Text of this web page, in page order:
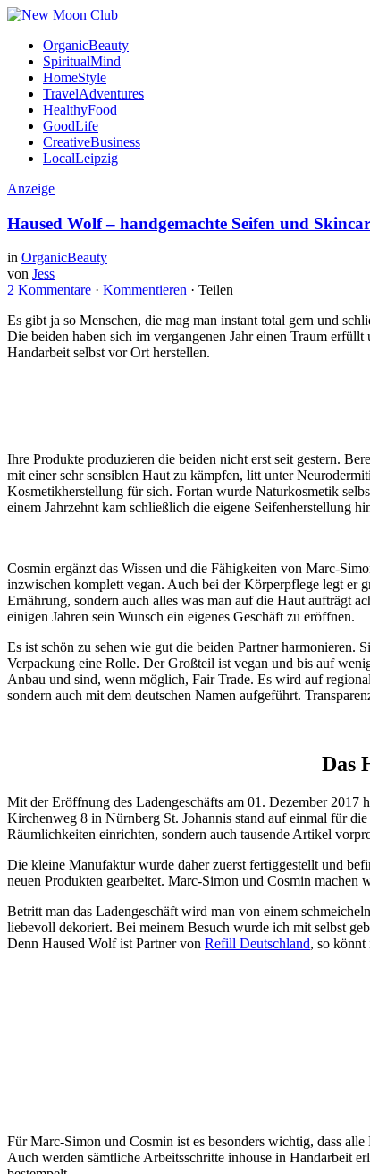
OrganicBeauty
SpiritualMind
HomeStyle
TravelAdventures
HealthyFood
GoodLife
CreativeBusiness
LocalLeipzig
Anzeige
Haused Wolf – handgemachte Seifen und
in OrganicBeauty
von Jess
2 Kommentare · Kommentieren · Teilen
Es gibt ja so Menschen, die mag man instant total gern und
Die beiden haben sich im vergangenen Jahr einen Traum
Handarbeit selbst vor Ort herstellen.
Ihre Produkte produzieren die beiden nicht erst seit gestern.
mit einer sehr sensiblen Haut zu kämpfen, litt unter
Kosmetikherstellung für sich. Fortan wurde Naturkosmetik
einem Jahrzehnt kam schließlich die eigene Seifenherstellung
Cosmin ergänzt das Wissen und die Fähigkeiten von Marc-
inzwischen komplett vegan. Auch bei der Körperpflege legt er
Ernährung, sondern auch alles was man auf die Haut aufträgt
einigen Jahren sein Wunsch ein eigenes Geschäft zu eröffnen.
Es ist schön zu sehen wie gut die beiden Partner
Verpackung eine Rolle. Der Großteil ist vegan und bis auf
Anbau und sind, wenn möglich, Fair Trade. Es wird auf
sondern auch mit dem deutschen Namen aufgeführt.
Das
Mit der Eröffnung des Ladengeschäfts am 01. Dezember
Kirchenweg 8 in Nürnberg St. Johannis stand auf einmal für
Räumlichkeiten einrichten, sondern auch tausende Artikel
Die kleine Manufaktur wurde daher zuerst fertiggestellt und
neuen Produkten gearbeitet. Marc-Simon und Cosmin
Betritt man das Ladengeschäft wird man von einem
liebevoll dekoriert. Bei meinem Besuch wurde ich mit selbst
Denn Haused Wolf ist Partner von Refill Deutschland, so könnt
Für Marc-Simon und Cosmin ist es besonders wichtig, dass
Auch werden sämtliche Arbeitsschritte inhouse in Handarbeit